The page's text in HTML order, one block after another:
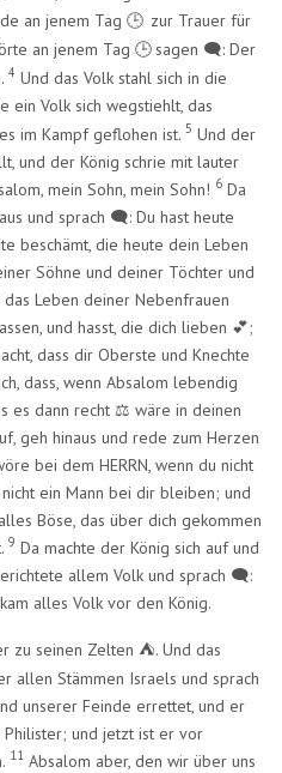
an jenem Tag🕒 zur Trauer für
an jenem Tag🕒 ​sagen 🗨️: Der
4 Und das Volk stahl sich in die
ein Volk sich wegstiehlt, das
im Kampf geflohen ist.5 Und der
und der König schrie mit lauter
mein Sohn, mein Sohn! 6 Da
und sprach 🗨️: Du hast heute
beschämt, die heute dein Leben
Söhne und deiner Töchter und
das Leben deiner Nebenfrauen
und hasst, die dich lieben 💕;
dass dir Oberste und Knechte
dass, wenn Absalom lebendig
es dann recht ⚖️ wäre in deinen
geh hinaus und rede zum Herzen
bei dem HERRN, wenn du nicht
ein Mann bei dir bleiben; und
Böse, das über dich gekommen
9 Da machte der König sich auf und
allem Volk und sprach 🗨️:
alles Volk vor den König.
zu seinen Zelten ⛺. Und das
allen Stämmen Israels und sprach
unserer Feinde errettet, und er
und jetzt ist er vor
11 Absalom aber, den wir über uns